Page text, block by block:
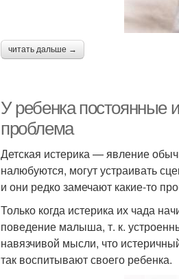
читать дальше →
У ребенка постоянные
проблема
Детская истерика — явление
налюбуются, могут устраивать
и они редко замечают какие-то
Только когда истерика их чада
поведение малыша, т. к.
навязчивой мысли, что
так воспитывают своего ребенка.